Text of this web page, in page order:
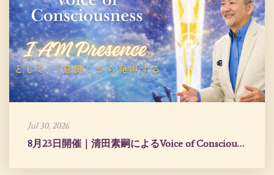
Jul 30, 2026
8月23日開催｜清田素嗣によるVoice of Consciousness